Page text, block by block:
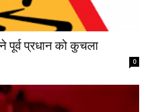
पूर्व प्रधान को कुचला
0